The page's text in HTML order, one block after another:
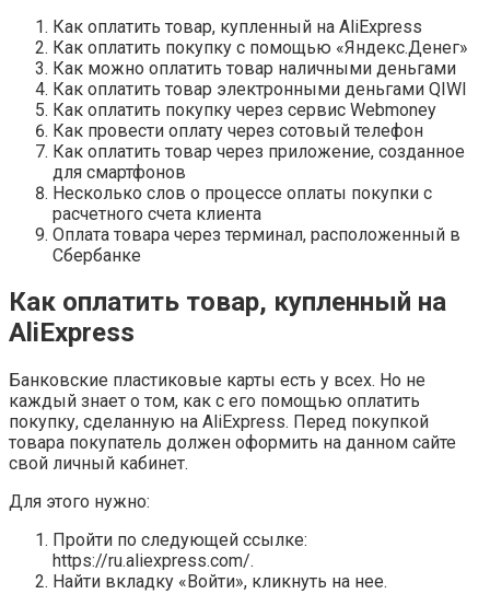
Как оплатить товар, купленный на AliExpress
Как оплатить покупку с помощью «Яндекс.Денег»
Как можно оплатить товар наличными деньгами
Как оплатить товар электронными деньгами QIWI
Как оплатить покупку через сервис Webmoney
Как провести оплату через сотовый телефон
Как оплатить товар через приложение, созданное
для смартфонов
Несколько слов о процессе оплаты покупки с
расчетного счета клиента
Оплата товара через терминал, расположенный в
Сбербанке
Как оплатить товар, купленный на
AliExpress
Банковские пластиковые карты есть у всех. Но не
каждый знает о том, как с его помощью оплатить
покупку, сделанную на AliExpress. Перед покупкой
товара покупатель должен оформить на данном сайте
свой личный кабинет.
Для этого нужно:
Пройти по следующей ссылке:
https://ru.aliexpress.com/.
Найти вкладку «Войти», кликнуть на нее.